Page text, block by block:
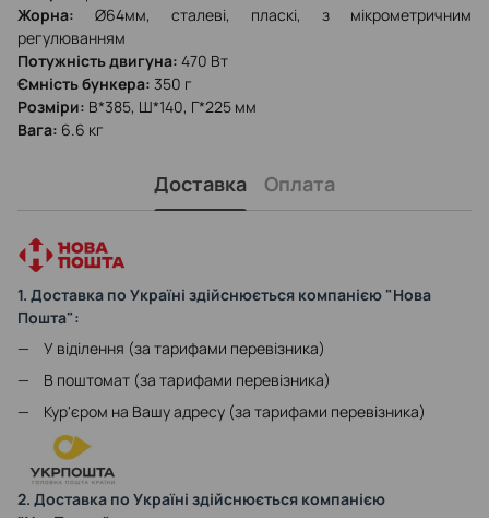
Жорна: Ø64мм, сталеві, пласкі, з мікрометричним
регулюванням
Потужність двигуна: 470 Вт
Ємність бункера: 350 г
Розміри: В*385, Ш*140, Г*225 мм
Вага: 6.6 кг
Доставка Оплата
1. Доставка по Україні здійснюється компанією "Нова
Пошта":
У віділення (за тарифами перевізника)
В поштомат (за тарифами перевізника)
Кур'єром на Вашу адресу (за тарифами перевізника)
2. Доставка по Україні здійснюється компанією